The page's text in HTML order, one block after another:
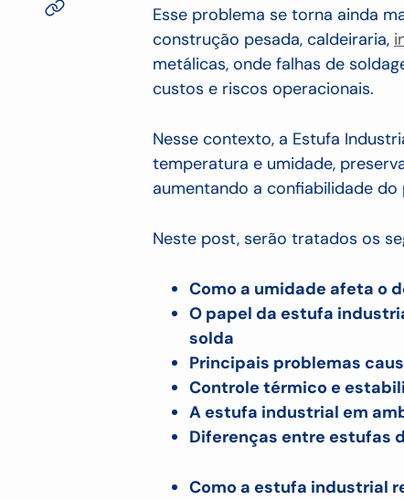
Esse problema se torna ainda
construção pesada, caldeiraria,
metálicas, onde falhas de
custos e riscos operacionais.
Nesse contexto, a Estufa
temperatura e umidade,
aumentando a confiabilidade
Neste post, serão tratados os
Como a umidade afeta o
O papel da estufa
solda
Principais problemas
Controle térmico e
A estufa industrial em
Diferenças entre estufas
Como a estufa industrial